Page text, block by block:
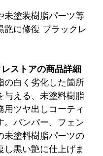
未塗装樹脂パーツ等
艶に修復 ブラックレ
ストアの商品詳細
の白く劣化した箇所
与える、未塗料樹脂
用ツヤ出しコーティ
。バンパー、フェン
未塗料樹脂パーツの
し黒い艶に仕上げま